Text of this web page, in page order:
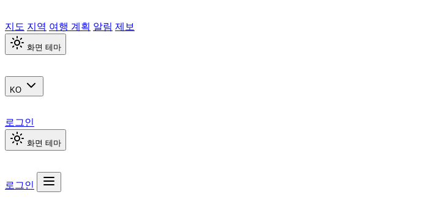
지도 지역 여행 계획 알림 제보
화면 테마
KO
로그인
화면 테마
로그인